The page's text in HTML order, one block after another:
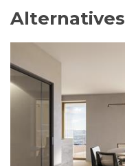
Alternatives